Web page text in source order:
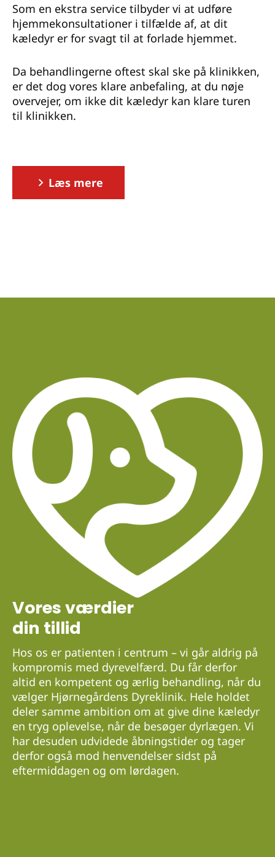
Som en ekstra service tilbyder vi at udføre
hjemmekonsultationer i tilfælde af, at dit
kæledyr er for svagt til at forlade hjemmet.
Da behandlingerne oftest skal ske på klinikken,
er det dog vores klare anbefaling, at du nøje
overvejer, om ikke dit kæledyr kan klare turen
til klinikken.
Læs mere
Vores værdier
din tillid
Hos os er patienten i centrum – vi går aldrig på
kompromis med dyrevelfærd. Du får derfor
altid en kompetent og ærlig behandling, når du
vælger Hjørnegårdens Dyreklinik. Hele holdet
deler samme ambition om at give dine kæledyr
en tryg oplevelse, når de besøger dyrlægen. Vi
har desuden udvidede åbningstider og tager
derfor også mod henvendelser sidst på
eftermiddagen og om lørdagen.